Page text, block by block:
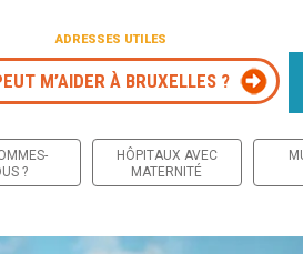
ADRESSES UTILES
M’AIDER À BRUXELLES ?
?
HÔPITAUX AVEC
MATERNITÉ